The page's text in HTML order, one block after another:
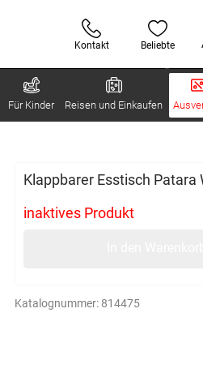
Kontakt Beliebte
Für Kinder Reisen und Einkaufen
Klappbarer Esstisch Patara
inaktives Produkt
Katalognummer: 814475